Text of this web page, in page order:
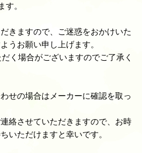
。
きますので、ご迷惑をおかけいた
うお願い申し上げます。
く場合がございますのでご了承く
せの場合はメーカーに確認を取っ
絡させていただきますので、お時
いただけますと幸いです。